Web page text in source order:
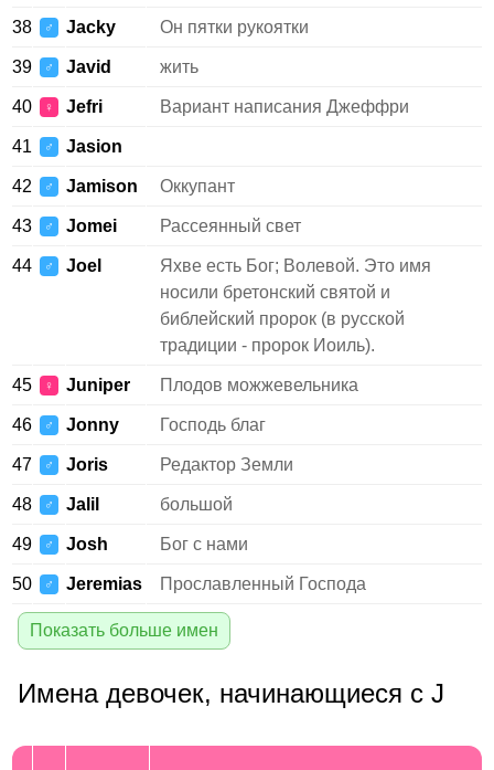
38 ♂ Jacky Он пятки рукоятки
39 ♂ Javid жить
40 ♀ Jefri Вариант написания Джеффри
41 ♂ Jasion
42 ♂ Jamison Оккупант
43 ♂ Jomei Рассеянный свет
44 ♂ Joel
Яхве есть Бог; Волевой. Это имя
носили бретонский святой и
библейский пророк (в русской
традиции - пророк Иоиль).
45 ♀ Juniper Плодов можжевельника
46 ♂ Jonny Господь благ
47 ♂ Joris Редактор Земли
48 ♂ Jalil большой
49 ♂ Josh Бог с нами
50 ♂ Jeremias Прославленный Господа
Показать больше имен
Имена девочек, начинающиеся с J